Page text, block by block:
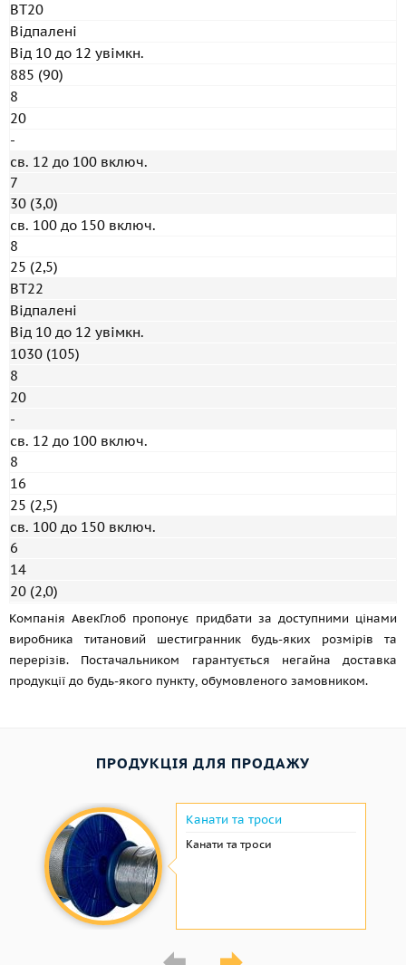
ВТ20
Відпалені
Від 10 до 12 увімкн.
885 (90)
8
20
-
св. 12 до 100 включ.
7
30 (3,0)
св. 100 до 150 включ.
8
25 (2,5)
ВТ22
Відпалені
Від 10 до 12 увімкн.
1030 (105)
8
20
-
св. 12 до 100 включ.
8
16
25 (2,5)
св. 100 до 150 включ.
6
14
20 (2,0)
Компанія АвекГлоб пропонує придбати за доступними цінами
виробника титановий шестигранник будь-яких розмірів та
перерізів. Постачальником гарантується негайна доставка
продукції до будь-якого пункту, обумовленого замовником.
ПРОДУКЦІЯ ДЛЯ ПРОДАЖУ
Канати та троси
Канати та троси